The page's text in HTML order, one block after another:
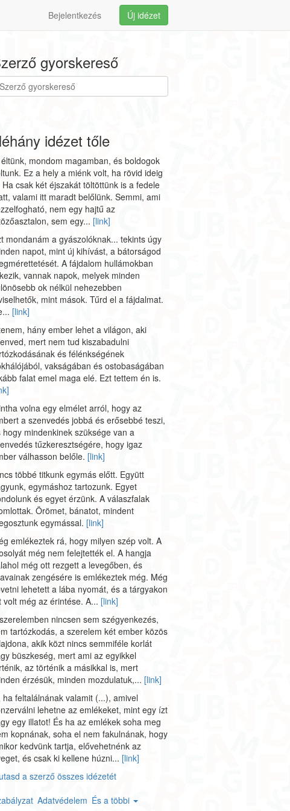
Új idézet
Bejelentkezés
gyorskereső
idézet tőle
mondom magamban, és boldogok
Ez a hely a miénk volt, ha rövid ideig
Ha csak két éjszakát töltöttünk is a fedele
valami itt maradt belőlünk. Semmi, ami
nem egy hajtű az
sem egy... [link]
mondanám a gyászolóknak... tekints úgy
napot, mint új kihívást, a bátorságod
A fájdalom hullámokban
vannak napok, melyek minden
ok nélkül nehezebben
mint mások. Tűrd el a fájdalmat.
[link]
hány ember lehet a világon, aki
mert nem tud kiszabadulni
és félénkségének
vakságában és ostobaságában
falat emel maga elé. Ezt tettem én is.
volna egy elmélet arról, hogy az
a szenvedés jobbá és erősebbé teszi,
hogy mindenkinek szüksége van a
tűzkeresztségére, hogy igaz
válhasson belőle. [link]
többé titkunk egymás előtt. Együtt
egymáshoz tartozunk. Egyet
és egyet érzünk. A válaszfalak
Örömet, bánatot, mindent
egymással. [link]
emlékeztek rá, hogy milyen szép volt. A
még nem felejtették el. A hangja
még ott rezgett a levegőben, és
zengésére is emlékeztek még. Még
lehetett a lába nyomát, és a tárgyakon
volt még az érintése. A... [link]
nincsen sem szégyenkezés,
tartózkodás, a szerelem két ember közös
akik közt nincs semmiféle korlát
büszkeség, mert ami az egyikkel
az történik a másikkal is, mert
érzésük, minden mozdulatuk,... [link]
ha feltalálnának valamit (...), amivel
lehetne az emlékeket, mint egy ízt
egy illatot! És ha az emlékek soha meg
kopnának, soha el nem fakulnának, hogy
kedvünk tartja, elővehetnénk az
és csak ki kellene húzni... [link]
a szerző összes idézetét
Adatvédelem És a többi